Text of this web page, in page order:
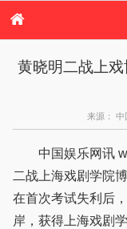
电视剧
黄晓明二战上
来源：
中国娱乐网讯
二战上海戏剧学院
在首次考试失利后
岸，获得上海戏剧